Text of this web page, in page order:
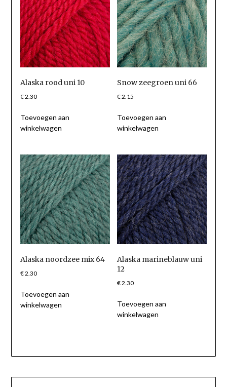
Alaska rood uni 10
€2.30
Toevoegen aan
winkelwagen
Snow zeegroen uni 66
€2.15
Toevoegen aan
winkelwagen
Alaska noordzee mix 64
€2.30
Toevoegen aan
winkelwagen
Alaska marineblauw uni
12
€2.30
Toevoegen aan
winkelwagen
Berichtnavigatie